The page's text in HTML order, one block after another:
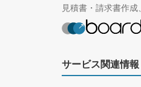
見積書・請求書作
サービス関連情報